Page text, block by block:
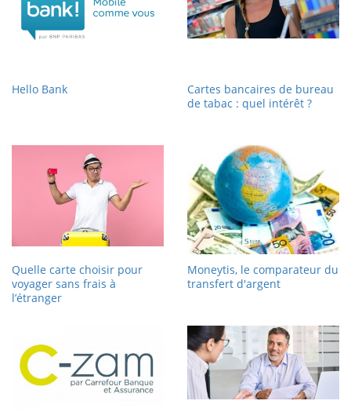
Hello Bank
Cartes bancaires de bureau
de tabac : quel intérêt ?
Quelle carte choisir pour
voyager sans frais à
l’étranger
Moneytis, le comparateur du
transfert d'argent